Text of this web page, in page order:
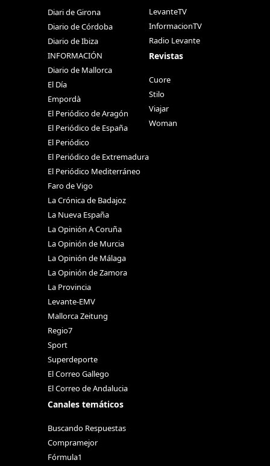
Diari de Girona
Diario de Córdoba
Diario de Ibiza
INFORMACIÓN
Diario de Mallorca
El Día
Empordà
El Periódico de Aragón
El Periódico de España
El Periódico
El Periódico de Extremadura
El Periódico Mediterráneo
Faro de Vigo
La Crónica de Badajoz
La Nueva España
La Opinión A Coruña
La Opinión de Murcia
La Opinión de Málaga
La Opinión de Zamora
La Provincia
Levante-EMV
Mallorca Zeitung
Regio7
Sport
Superdeporte
El Correo Gallego
El Correo de Andalucia
Canales temáticos
Buscando Respuestas
Compramejor
Fórmula1
LevanteTV
InformacionTV
Radio Levante
Revistas
Cuore
Stilo
Viajar
Woman